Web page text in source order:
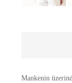
Mankenin